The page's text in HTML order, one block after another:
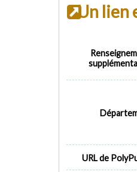
Un lien
URL de